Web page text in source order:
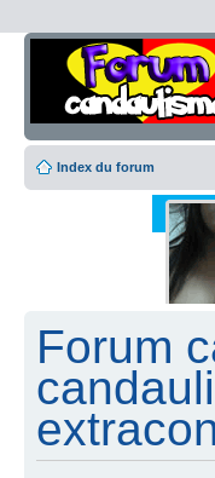
Index du forum
Forum